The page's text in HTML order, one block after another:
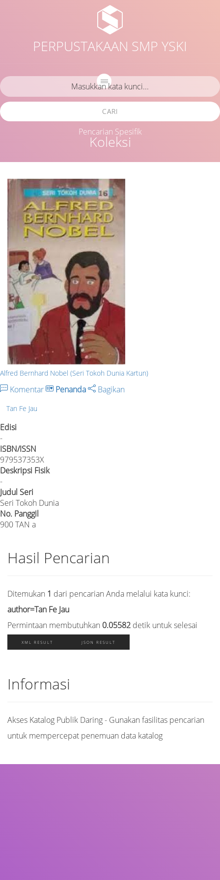
PERPUSTAKAAN SMP YSKI
Koleksi
CARI
Pencarian Spesifik
Alfred Bernhard Nobel (Seri Tokoh Dunia Kartun)
Komentar Penanda Bagikan
Tan Fe Jau
Edisi
-
ISBN/ISSN
979537353X
Deskripsi Fisik
-
Judul Seri
Seri Tokoh Dunia
No. Panggil
900 TAN a
Hasil Pencarian
Ditemukan 1 dari pencarian Anda melalui kata kunci:
author=Tan Fe Jau
Permintaan membutuhkan 0.05582 detik untuk selesai
XML RESULT JSON RESULT
Informasi
Akses Katalog Publik Daring - Gunakan fasilitas pencarian
untuk mempercepat penemuan data katalog